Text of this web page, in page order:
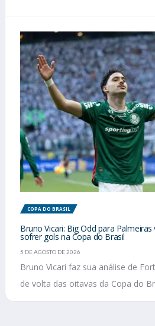
COPA DO BRASIL
Bruno Vicari: Big Odd para
sofrer gols na Copa do Brasil
5 DE AGOSTO DE 2026
Bruno Vicari faz sua análise de
de volta das oitavas da Copa do